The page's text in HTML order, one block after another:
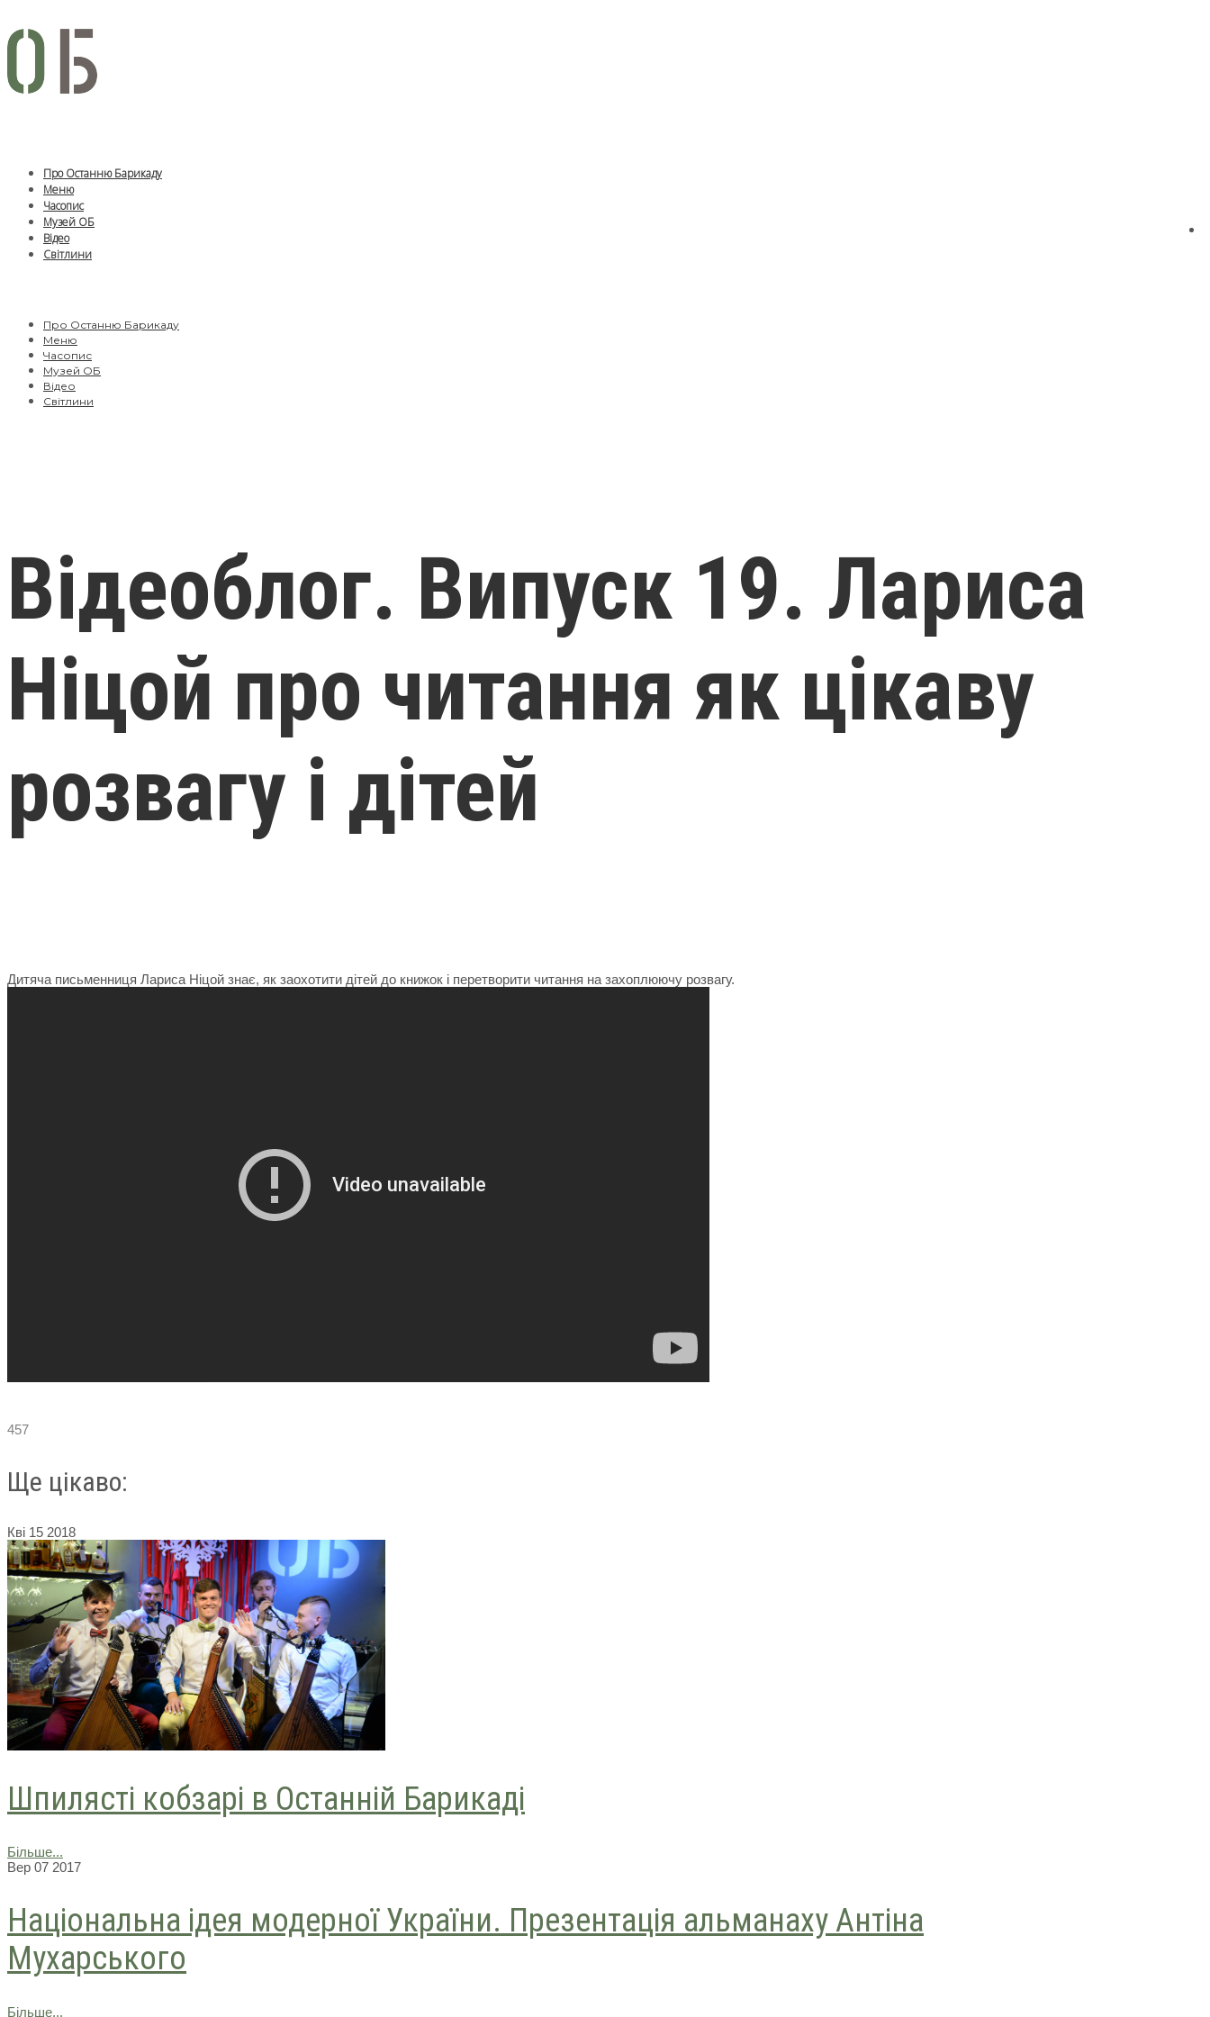
Про Останню Барикаду
Меню
Часопис
Музей ОБ
Відео
Світлини
Про Останню Барикаду
Меню
Часопис
Музей ОБ
Відео
Світлини
Відеоблог. Випуск 19. Лариса
Ніцой про читання як цікаву
розвагу і дітей
Дитяча письменниця Лариса Ніцой знає, як заохотити дітей до книжок і перетворити читання на захоплюючу розвагу.
457
Ще цікаво:
Кві 15 2018
Шпилясті кобзарі в Останній Барикаді
Більше...
Вер 07 2017
Національна ідея модерної України. Презентація альманаху Антіна
Мухарського
Більше...